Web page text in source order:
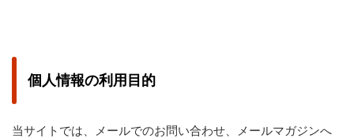
個人情報の利用目的
当サイトでは、メールでのお問い合わせ、メールマガジンへ